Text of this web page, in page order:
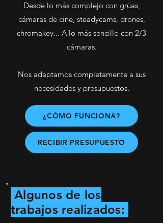
Desde lo más complejo con grúas,
cámaras de cine, steadycams, drones,
chromakey... A lo más sencillo con 2/3
cámaras.
Nos adaptamos completamente a sus
necesidades y presupuestos.
¿CÓMO FUNCIONA?
RECIBIR PRESUPUESTO
Algunos de los
trabajos realizados: